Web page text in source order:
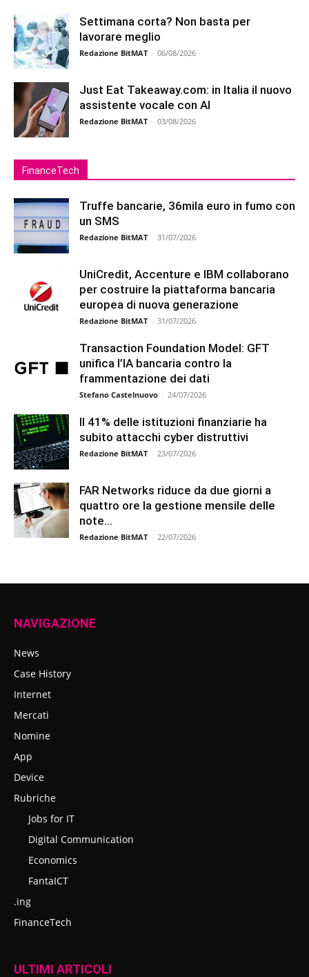
Settimana corta? Non basta per
lavorare meglio
Redazione BitMAT - 06/08/2026
Just Eat Takeaway.com: in Italia il nuovo
assistente vocale con AI
Redazione BitMAT - 03/08/2026
FinanceTech
Truffe bancarie, 36mila euro in fumo con
un SMS
Redazione BitMAT - 31/07/2026
UniCredit, Accenture e IBM collaborano
per costruire la piattaforma bancaria
europea di nuova generazione
Redazione BitMAT - 31/07/2026
Transaction Foundation Model: GFT
unifica l’IA bancaria contro la
frammentazione dei dati
Stefano Castelnuovo - 24/07/2026
Il 41% delle istituzioni finanziarie ha
subito attacchi cyber distruttivi
Redazione BitMAT - 23/07/2026
FAR Networks riduce da due giorni a
quattro ore la gestione mensile delle
note...
Redazione BitMAT - 22/07/2026
NAVIGAZIONE
News
Case History
Internet
Mercati
Nomine
App
Device
Rubriche
Jobs for IT
Digital Communication
Economics
FantaICT
.ing
FinanceTech
ULTIMI ARTICOLI